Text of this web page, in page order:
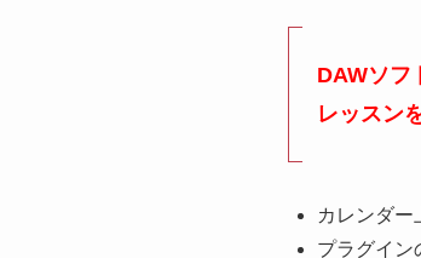
DAWソフ
レッスン
カレンダー
プラグイン